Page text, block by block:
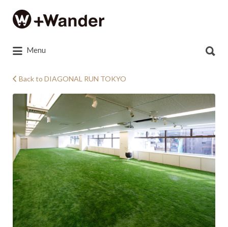
Search
for:
Menu
for:
170406_0005
Back to DIAGONAL RUN TOKYO